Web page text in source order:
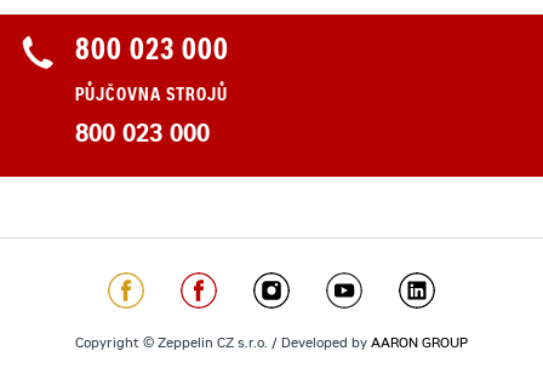
800 023 000
PŮJČOVNA STROJŮ
800 023 000
Copyright © Zeppelin CZ s.r.o. / Developed by AARON GROUP